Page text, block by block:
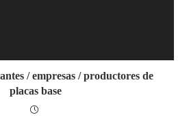
/ empresas / productores de
placas base